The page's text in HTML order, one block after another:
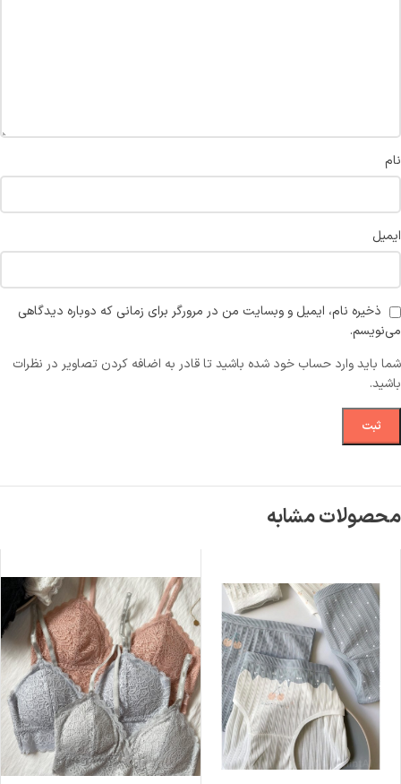
نام
ایمیل
ذخیره نام، ایمیل و وبسایت من در مرورگر برای زمانی که دوباره دیدگاهی
می‌نویسم.
شما باید وارد حساب خود شده باشید تا قادر به اضافه کردن تصاویر در نظرات
باشید.
محصولات مشابه